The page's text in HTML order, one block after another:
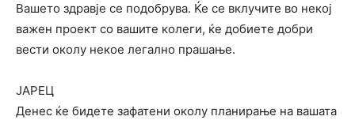
Вашето здравје се подобрува. Ќе се вклучите во некој
важен проект со вашите колеги, ќе добиете добри
вести околу некое легално прашање.
ЈАРЕЦ
Денес ќе бидете зафатени околу планирање на вашата